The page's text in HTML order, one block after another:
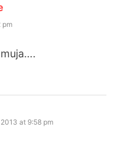
pm
at 9:58 pm